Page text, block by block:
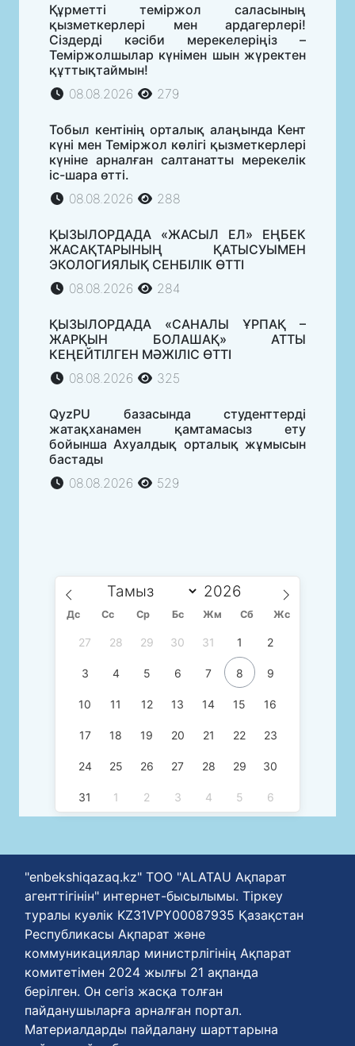
Құрметті теміржол саласының
қызметкерлері мен ардагерлері!
Сіздерді кәсіби мерекелеріңіз –
Теміржолшылар күнімен шын жүректен
құттықтаймын!
08.08.2026
279
Тобыл кентінің орталық алаңында Кент
күні мен Теміржол көлігі қызметкерлері
күніне арналған салтанатты мерекелік
іс-шара өтті.
08.08.2026
288
ҚЫЗЫЛОРДАДА «ЖАСЫЛ ЕЛ» ЕҢБЕК
ЖАСАҚТАРЫНЫҢ ҚАТЫСУЫМЕН
ЭКОЛОГИЯЛЫҚ СЕНБІЛІК ӨТТІ
08.08.2026
284
ҚЫЗЫЛОРДАДА «САНАЛЫ ҰРПАҚ –
ЖАРҚЫН БОЛАШАҚ» АТТЫ
КЕҢЕЙТІЛГЕН МӘЖІЛІС ӨТТІ
08.08.2026
325
QyzPU базасында студенттерді
жатақханамен қамтамасыз ету
бойынша Ахуалдық орталық жұмысын
бастады
08.08.2026
529
Дс Сc Ср Бс Жм Сб Жс
27 28 29 30 31 1 2
3 4 5 6 7 8 9
10 11 12 13 14 15 16
17 18 19 20 21 22 23
24 25 26 27 28 29 30
31 1 2 3 4 5 6
"enbekshiqazaq.kz" ТОО "ALATAU Ақпарат
агенттігінін" интернет-бысылымы. Тіркеу
туралы куәлік KZ31VPY00087935 Қазақстан
Республикасы Ақпарат және
коммуникациялар министрлігінің Ақпарат
комитетімен 2024 жылғы 21 ақпанда
берілген. Он сегіз жасқа толған
пайданушыларға арналған портал.
Материалдарды пайдалану шарттарына